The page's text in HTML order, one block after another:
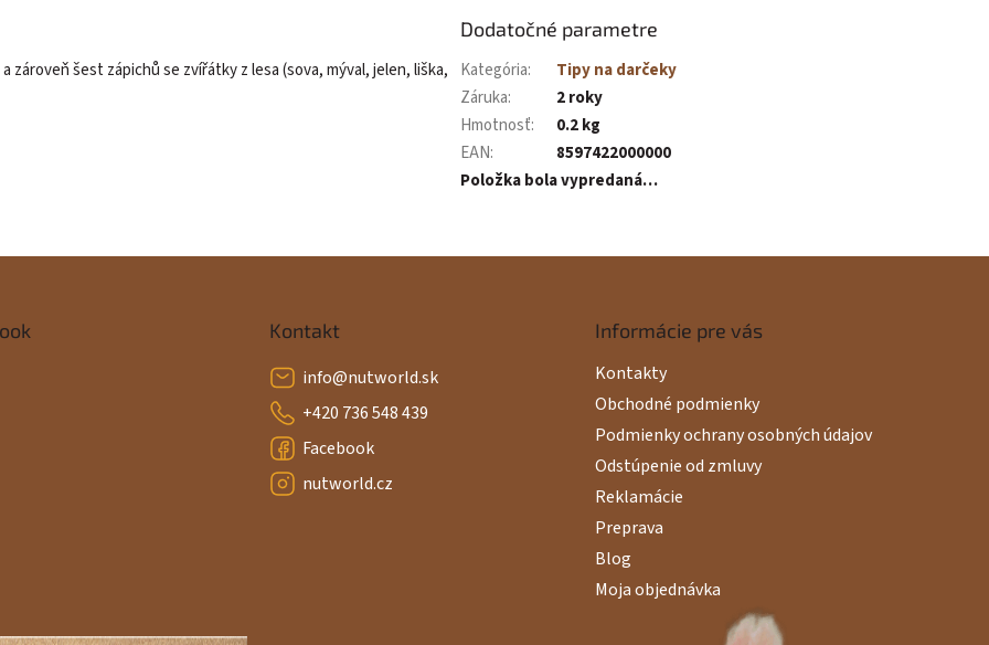
zároveň šest zápichů se zvířátky z lesa (sova, mýval, jelen, liška,
Dodatočné parametre
Kategória:
Tipy na darčeky
Záruka:
2 roky
Hmotnosť:
0.2 kg
EAN:
8597422000000
Položka bola vypredaná…
Kontakt
info@nutworld.sk
+420 736 548 439
Facebook
nutworld.cz
Informácie pre vás
Kontakty
Obchodné podmienky
Podmienky ochrany osobných údajov
Odstúpenie od zmluvy
Reklamácie
Preprava
Blog
Moja objednávka